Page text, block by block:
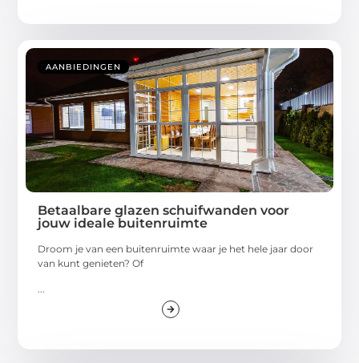
AANBIEDINGEN
Betaalbare glazen schuifwanden voor
jouw ideale buitenruimte
Droom je van een buitenruimte waar je het hele jaar door
van kunt genieten? Of
...